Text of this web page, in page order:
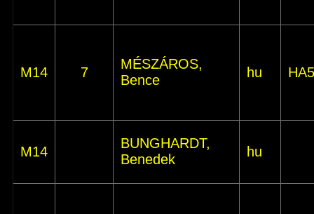
M14 7
MÉSZÁROS,
Bence
hu
M14
BUNGHARDT,
Benedek
hu